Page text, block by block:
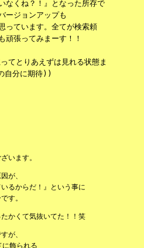
なくね？！』となった所存で
ージョンアップも
っています。全てが検索頼
頑張ってみまーす！！
てとりあえずは見れる状態ま
自分に期待))
います。
が、
いるからだ！』という事に
す。
かくて気抜いてた！！笑
が、
に飾られる